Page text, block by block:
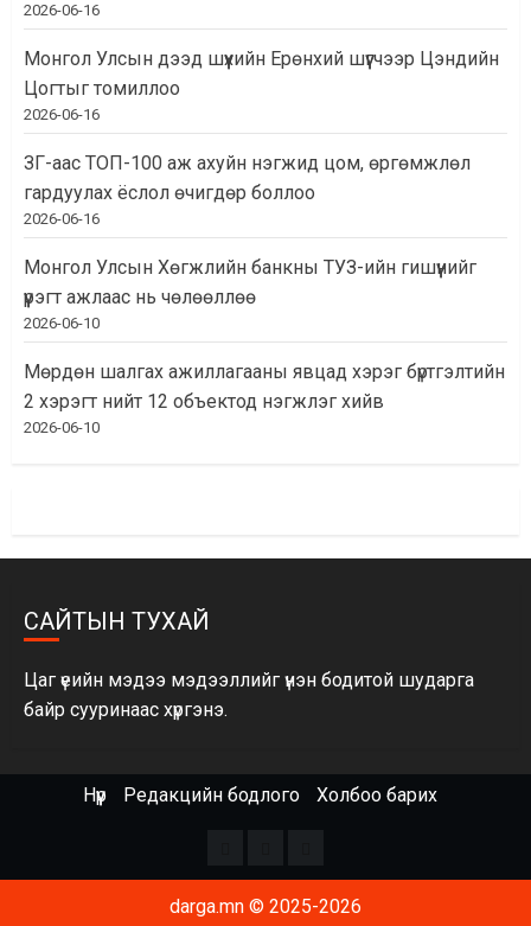
2026-06-16
Монгол Улсын дээд шүүхийн Ерөнхий шүүгчээр Цэндийн
Цогтыг томиллоо
2026-06-16
ЗГ-аас ТОП-100 аж ахуйн нэгжид цом, өргөмжлөл
гардуулах ёслол өчигдөр боллоо
2026-06-16
Монгол Улсын Хөгжлийн банкны ТУЗ-ийн гишүүнийг
үүрэгт ажлаас нь чөлөөллөө
2026-06-10
Мөрдөн шалгах ажиллагааны явцад хэрэг бүртгэлтийн
2 хэрэгт нийт 12 объектод нэгжлэг хийв
2026-06-10
САЙТЫН ТУХАЙ
Цаг үеийн мэдээ мэдээллийг үнэн бодитой шударга
байр сууринаас хүргэнэ.
Нүүр Редакцийн бодлого Холбоо барих
darga.mn © 2025-2026